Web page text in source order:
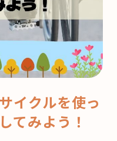
イクルを使っ
てみよう！